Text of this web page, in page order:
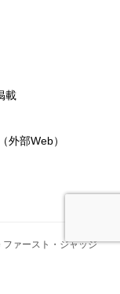
載
外部Web）
ァースト・ジャッジ